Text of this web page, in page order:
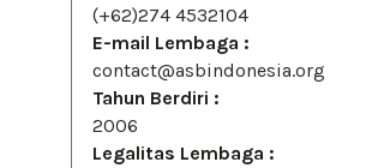
(+62)274 4532104
E-mail Lembaga :
contact@asbindonesia.org
Tahun Berdiri :
2006
Legalitas Lembaga :